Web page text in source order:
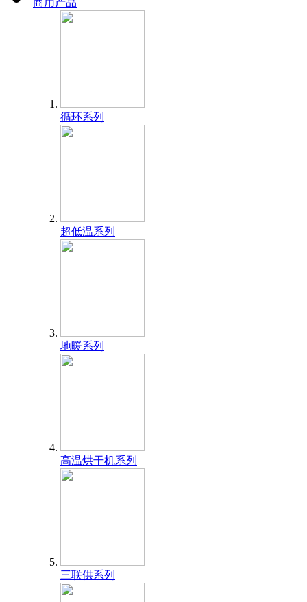
商用产品
循环系列
超低温系列
地暖系列
高温烘干机系列
三联供系列